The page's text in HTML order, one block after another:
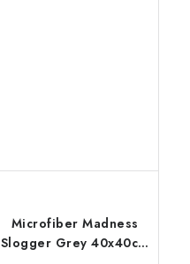
Microfiber Madness
Slogger Grey 40x40cm